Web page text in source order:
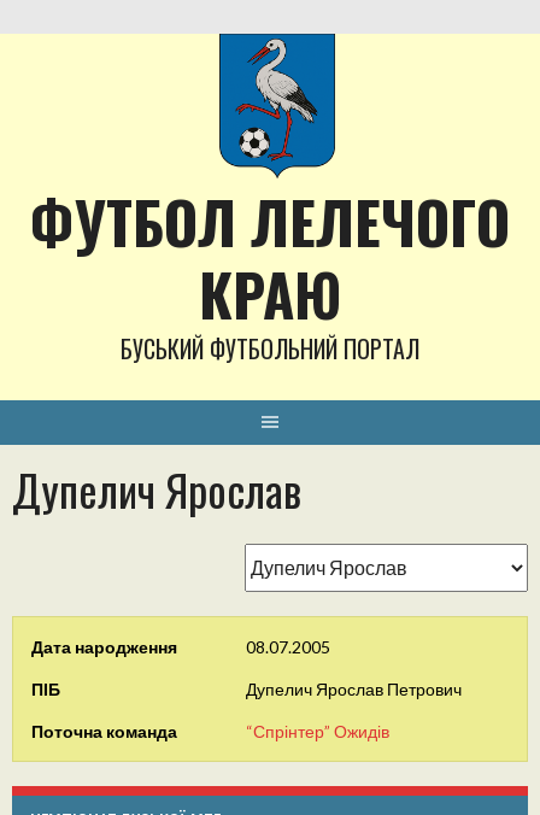
to
ФУТБОЛ ЛЕЛЕЧОГО
КРАЮ
БУСЬКИЙ ФУТБОЛЬНИЙ ПОРТАЛ
Дупелич Ярослав
Дата народження 08.07.2005
ПІБ Дупелич Ярослав Петрович
Поточна команда “Спрінтер” Ожидів